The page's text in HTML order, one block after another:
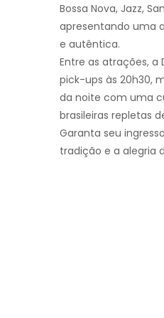
Bossa Nova, Jazz,
apresentando uma
e autêntica.
Entre as atrações, a
pick-ups às 20h30,
da noite com uma
brasileiras repletas
Garanta seu
tradição e a alegria